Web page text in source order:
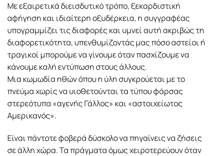
Με εξαιρετικά διεισδυτικό τρόπο, ξεκαρδιστική
αφήγηση και ιδιαίτερη οξυδέρκεια, η συγγραφέας
υπογραμμίζει τις διαφορές και υμνεί αυτή ακριβώς τη
διαφορετικότητα, υπενθυμίζοντάς μας πόσο αστείοι ή
τραγικοί μπορούμε να γίνουμε όταν πασχίζουμε να
κάνουμε καλή εντύπωση στους άλλους.
Μια κωμωδία ηθών όπου η ύλη συγκρούεται με το
πνεύμα χωρίς να υιοθετούνται τα τύπου φάρσας
στερεότυπα «αγενής Γάλλος» και «αστοιχείωτος
Αμερικανός».
Είναι πάντοτε φοβερά δύσκολο να πηγαίνεις να ζήσεις
σε άλλη χώρα. Τα πράγματα όμως χειροτερεύουν όταν